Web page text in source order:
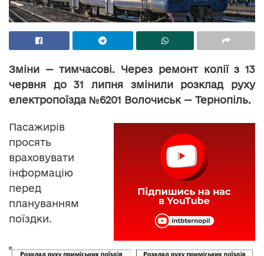
Зміни — тимчасові. Через ремонт колії з 13
червня до 31 липня змінили розклад руху
електропоїзда №6201 Волочиськ — Тернопіль.
Пасажирів
просять
враховувати
інформацію
перед
плануванням
поїздки.